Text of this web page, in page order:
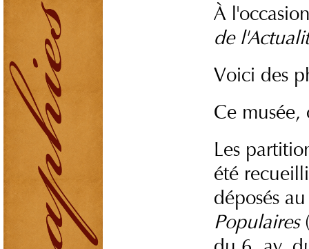
À
de
Voici des
Ce
Les
été
déposés
Populaires